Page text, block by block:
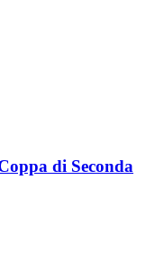
di Seconda